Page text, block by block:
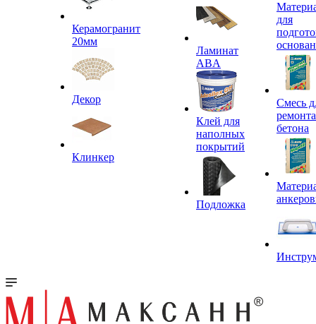
Керамогранит
20мм
Декор
Клинкер
Ламинат
ABA
Клей для
наполных
покрытий
Подложка
для
Смесь
ремонта
бетона